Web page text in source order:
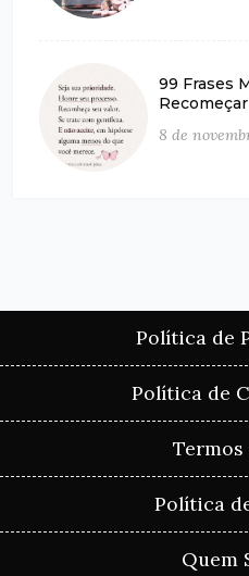
99 Frases
8 de
Política de
Política de
Termos
Política
Quem